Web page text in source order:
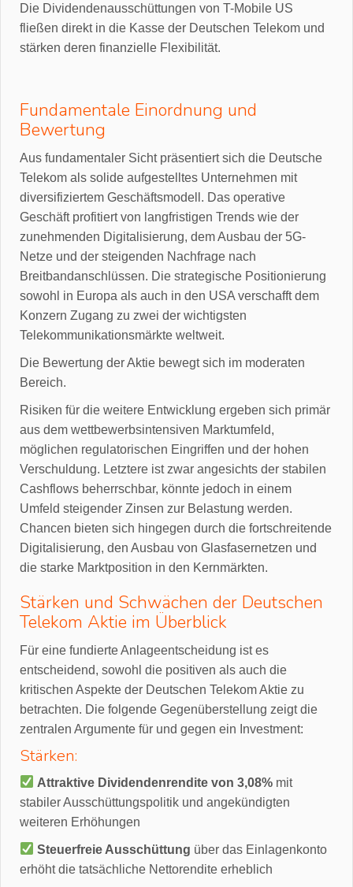
Die Dividendenausschüttungen von T-Mobile US
fließen direkt in die Kasse der Deutschen Telekom und
stärken deren finanzielle Flexibilität.
Fundamentale Einordnung und
Bewertung
Aus fundamentaler Sicht präsentiert sich die Deutsche
Telekom als solide aufgestelltes Unternehmen mit
diversifiziertem Geschäftsmodell. Das operative
Geschäft profitiert von langfristigen Trends wie der
zunehmenden Digitalisierung, dem Ausbau der 5G-
Netze und der steigenden Nachfrage nach
Breitbandanschlüssen. Die strategische Positionierung
sowohl in Europa als auch in den USA verschafft dem
Konzern Zugang zu zwei der wichtigsten
Telekommunikationsmärkte weltweit.
Die Bewertung der Aktie bewegt sich im moderaten
Bereich.
Risiken für die weitere Entwicklung ergeben sich primär
aus dem wettbewerbsintensiven Marktumfeld,
möglichen regulatorischen Eingriffen und der hohen
Verschuldung. Letztere ist zwar angesichts der stabilen
Cashflows beherrschbar, könnte jedoch in einem
Umfeld steigender Zinsen zur Belastung werden.
Chancen bieten sich hingegen durch die fortschreitende
Digitalisierung, den Ausbau von Glasfasernetzen und
die starke Marktposition in den Kernmärkten.
Stärken und Schwächen der Deutschen
Telekom Aktie im Überblick
Für eine fundierte Anlageentscheidung ist es
entscheidend, sowohl die positiven als auch die
kritischen Aspekte der Deutschen Telekom Aktie zu
betrachten. Die folgende Gegenüberstellung zeigt die
zentralen Argumente für und gegen ein Investment:
Stärken:
Attraktive Dividendenrendite von 3,08% mit
stabiler Ausschüttungspolitik und angekündigten
weiteren Erhöhungen
Steuerfreie Ausschüttung über das Einlagenkonto
erhöht die tatsächliche Nettorendite erheblich